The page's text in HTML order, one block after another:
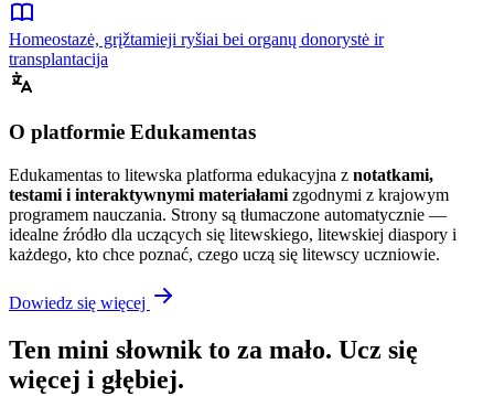
Homeostazė, grįžtamieji ryšiai bei organų donorystė ir
transplantacija
O platformie Edukamentas
Edukamentas to litewska platforma edukacyjna z notatkami,
testami i interaktywnymi materiałami zgodnymi z krajowym
programem nauczania. Strony są tłumaczone automatycznie —
idealne źródło dla uczących się litewskiego, litewskiej diaspory i
każdego, kto chce poznać, czego uczą się litewscy uczniowie.
Dowiedz się więcej
Ten mini słownik to za mało. Ucz się
więcej i głębiej.